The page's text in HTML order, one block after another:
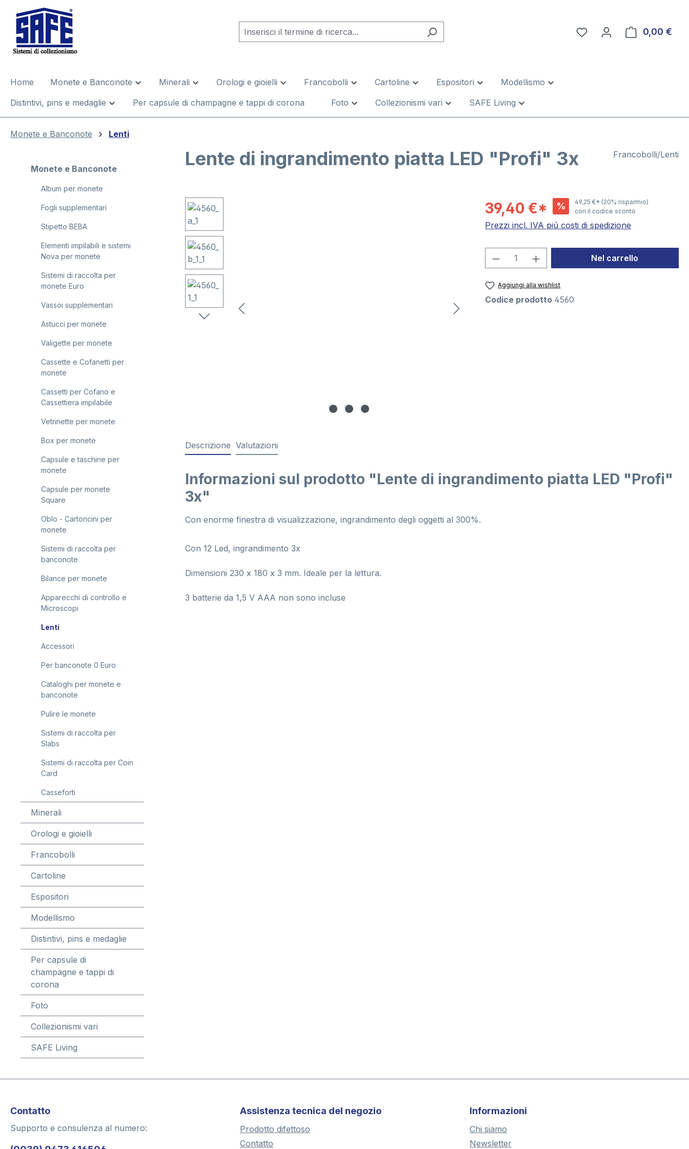
Passa alla navigazione principale
0,00 €
Home Monete e Banconote Minerali Orologi e gioielli Francobolli Cartoline Espositori
Modellismo
Distintivi, pins e medaglie
Per capsule di champagne e tappi di corona Foto Collezionismi vari SAFE Living
Monete e Banconote Lenti
Monete e Banconote
Album per monete
Fogli supplementari
Stipetto BEBA
Elementi impilabili e sistemi
Nova per monete
Sistemi di raccolta per
monete Euro
Vassoi supplementari
Astucci per monete
Valigette per monete
Cassette e Cofanetti per
monete
Cassetti per Cofano e
Cassettiera impilabile
Vetrinette per monete
Box per monete
Capsule e taschine per
monete
Capsule per monete
Square
Oblo - Cartoncini per
monete
Sistemi di raccolta per
banconote
Bilance per monete
Apparecchi di controllo e
Microscopi
Lenti
Accessori
Per banconote 0 Euro
Cataloghi per monete e
banconote
Pulire le monete
Sistemi di raccolta per
Slabs
Sistemi di raccolta per Coin
Card
Casseforti
Minerali
Orologi e gioielli
Francobolli
Cartoline
Espositori
Modellismo
Distintivi, pins e medaglie
Per capsule di
champagne e tappi di
corona
Foto
Collezionismi vari
SAFE Living
Lente di ingrandimento piatta LED "Profi" 3x Francobolli/Lenti
Salta la galleria di immagini 39,40 €* % 49,25 €* (20% risparmio)
con il codice sconto
Prezzi incl. IVA piú costi di spedizione
Quantità del prodotto: inserisci
Nel carrello
Aggiungi alla wishlist
Codice prodotto 4560
Descrizione Valutazioni
Informazioni sul prodotto "Lente di ingrandimento piatta LED "Profi"
3x"
Con enorme finestra di visualizzazione, ingrandimento degli oggetti al 300%.
Con 12 Led, ingrandimento 3x
Dimensioni 230 x 180 x 3 mm. Ideale per la lettura.
3 batterie da 1,5 V AAA non sono incluse
Contatto
Supporto e consulenza al numero:
Assistenza tecnica del negozio
Prodotto difettoso
Contatto
Informazioni
Chi siamo
Newsletter